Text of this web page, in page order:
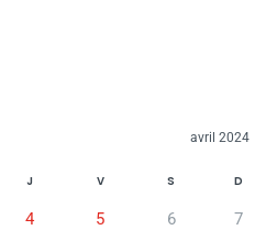
avril 2024
J V S D
4 5 6 7